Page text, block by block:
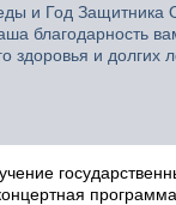
и Год Защитника
благодарность
здоровья и
программа.